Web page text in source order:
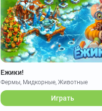
Ежики!
Фермы, Мидкорные, Животные
Играть